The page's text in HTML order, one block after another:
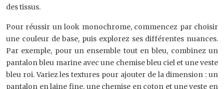
des tissus.
Pour réussir un look monochrome, commencez par choisir
une couleur de base, puis explorez ses différentes nuances.
Par exemple, pour un ensemble tout en bleu, combinez un
pantalon bleu marine avec une chemise bleu ciel et une veste
bleu roi. Variez les textures pour ajouter de la dimension : un
pantalon en laine fine, une chemise en coton et une veste en